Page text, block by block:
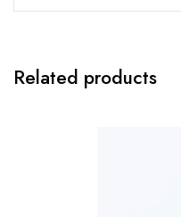
Related products